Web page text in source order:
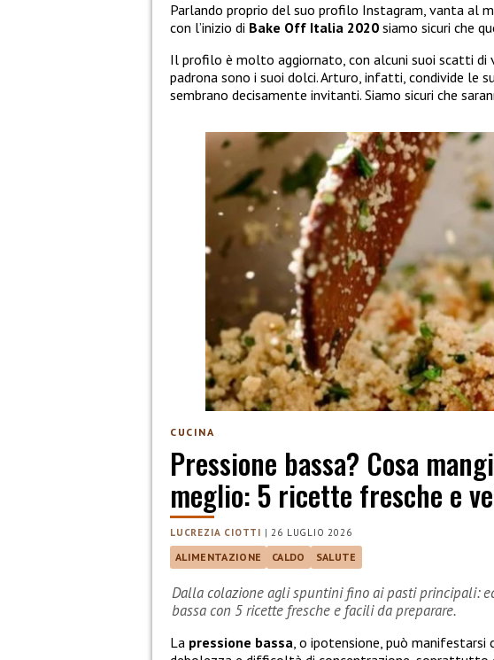
Parlando proprio del suo profilo Instagram, vanta al
con l’inizio di Bake Off Italia 2020 siamo sicuri che
Il profilo è molto aggiornato, con alcuni suoi scatti di
padrona sono i suoi dolci. Arturo, infatti, condivide le
sembrano decisamente invitanti. Siamo sicuri che
CUCINA
Pressione bassa? Cosa
meglio: 5 ricette fresche e
LUCREZIA CIOTTI |26 LUGLIO 2026
ALIMENTAZIONE CALDO SALUTE
Dalla colazione agli spuntini fino ai pasti principali:
bassa con 5 ricette fresche e facili da preparare.
La pressione bassa, o ipotensione, può manifestarsi